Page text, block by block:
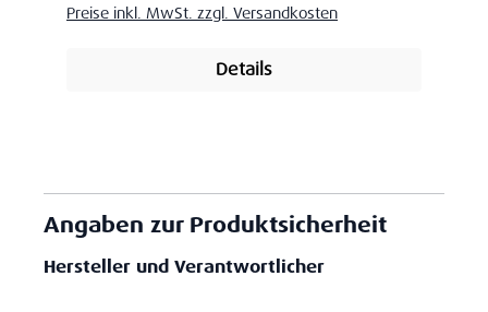
Preise inkl. MwSt. zzgl. Versandkosten
Details
Angaben zur Produktsicherheit
Hersteller und Verantwortlicher